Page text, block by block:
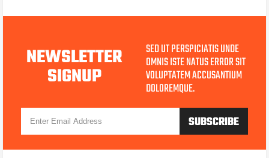
NEWSLETTER
SIGNUP
SED UT PERSPICIATIS UNDE
OMNIS ISTE NATUS ERROR SIT
VOLUPTATEM ACCUSANTIUM
DOLOREMQUE.